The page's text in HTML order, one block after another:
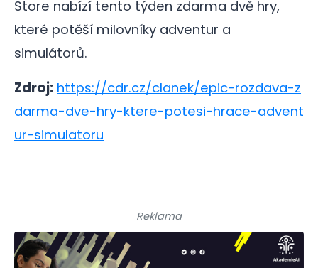
Store nabízí tento týden zdarma dvě hry,
které potěší milovníky adventur a
simulátorů.
Zdroj: https://cdr.cz/clanek/epic-rozdava-z
darma-dve-hry-ktere-potesi-hrace-advent
ur-simulatoru
Reklama